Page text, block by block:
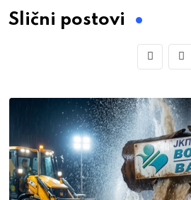
Slični postovi